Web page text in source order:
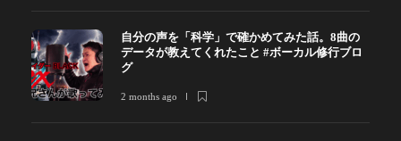
自分の声を「科学」で確かめてみた話。8曲の
データが教えてくれたこと #ボーカル修行ブロ
グ
2 months ago